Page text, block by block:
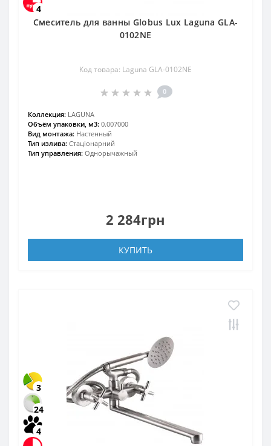
4
Смеситель для ванны Globus Lux Laguna GLA-
0102NE
Код товара: Laguna GLA-0102NE
0
Коллекция: LAGUNA
Объём упаковки, м3: 0.007000
Вид монтажа: Настенный
Тип излива: Стаціонарний
Тип управления: Однорычажный
2 284грн
КУПИТЬ
3
24
4